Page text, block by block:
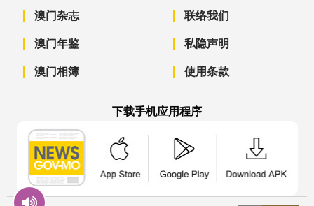
澳门杂志
澳门年鉴
澳门相簿
联络我们
私隐声明
使用条款
下载手机应用程序